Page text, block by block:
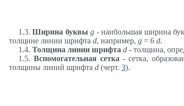
1.3. Ширина буквы g - наибольшая ширина
толщине линии шрифта d, например, g = 6 d.
1.4. Толщина линии шрифта d- толщина,
1.5. Вспомогательная сетка - сетка,
толщины линий шрифта d (черт. 3).